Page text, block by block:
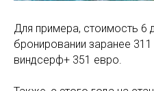
Для примера, стоимость 6
бронировании заранее
виндсерф+ 351 евро.